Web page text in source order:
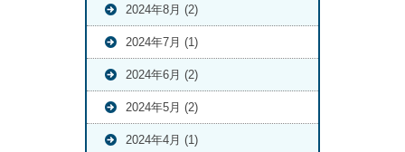
2024年8月 (2)
2024年7月 (1)
2024年6月 (2)
2024年5月 (2)
2024年4月 (1)